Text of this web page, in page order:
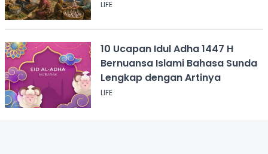
LIFE
10 Ucapan Idul Adha 1447 H
Bernuansa Islami Bahasa Sunda
Lengkap dengan Artinya
LIFE